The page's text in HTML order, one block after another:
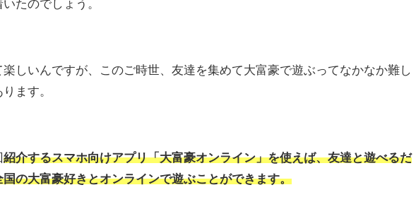
たのでしょう。
楽しいんですが、このご時世、友達を集めて大富豪で遊ぶってなかなか難し
ます。
紹介するスマホ向けアプリ「大富豪オンライン」を使えば、友達と遊べるだ
国の大富豪好きとオンラインで遊ぶことができます。